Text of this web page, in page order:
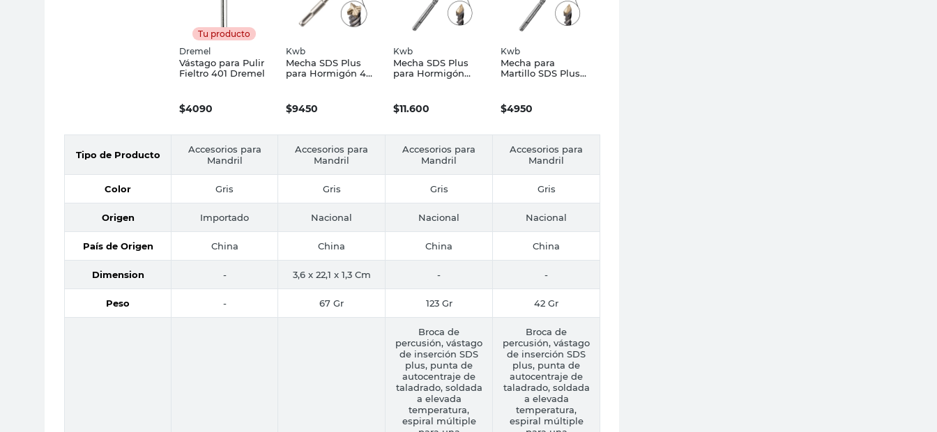
Tu producto
Dremel
Vástago para Pulir
Fieltro 401 Dremel
$4090
Kwb
Mecha SDS Plus
para Hormigón 4
$9450
Kwb
Mecha SDS Plus
para Hormigón
$11.600
Kwb
Mecha para
Martillo SDS Plus
$4950
Tipo de Producto
Accesorios para
Mandril
Accesorios para
Mandril
Accesorios para
Mandril
Accesorios para
Mandril
Color Gris Gris Gris Gris
Origen Importado Nacional Nacional Nacional
País de Origen China China China China
Dimension - 3,6 x 22,1 x 1,3 Cm - -
Peso - 67 Gr 123 Gr 42 Gr
Broca de
percusión, vástago
de inserción SDS
plus, punta de
autocentraje de
taladrado, soldada
a elevada
temperatura,
espiral múltiple
Broca de
percusión, vástago
de inserción SDS
plus, punta de
autocentraje de
taladrado, soldada
a elevada
temperatura,
espiral múltiple